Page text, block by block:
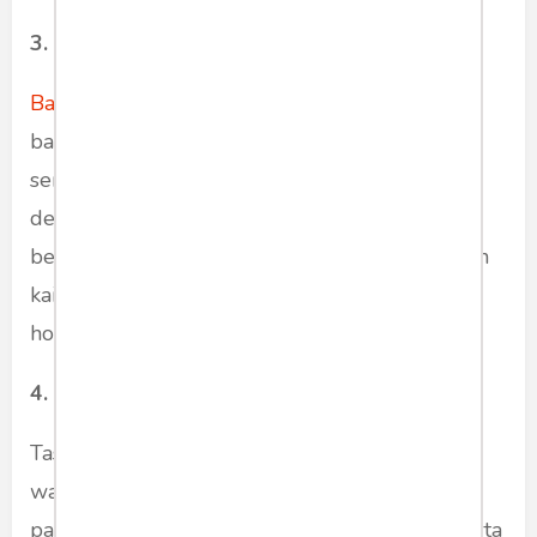
3. Baby Terry
Baby terry
bagus serta adem untuk jaket dengan daya
serap air tinggi. Kain ini terbuat dari katun
dengan permukaannya yang lembut, agak
berbulu, tipis, dan memiliki lipatan serat. Bahan
kain ini sangat cocok untuk sweater, jaket, dan
hoodie untuk bayi.
4. Taslan
Taslan merupakan bahan kain yang sifatnya
waterproof dan tahan angin. Berbeda dengan
parasut, kain taslan lebih tebal, ringan, kuat serta